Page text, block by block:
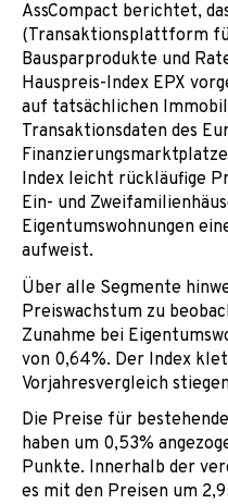
AssCompact berichtet,
(Transaktionsplattform
Bausparprodukte und
Hauspreis-Index EPX
auf tatsächlichen
Transaktionsdaten des
Index leicht rückläufige
Ein- und
Eigentumswohnungen
aufweist.
Über alle Segmente
Preiswachstum zu
Zunahme bei
von 0,64%. Der Index
Vorjahresvergleich
Die Preise für
haben um 0,53%
Punkte. Innerhalb der
es mit den Preisen um